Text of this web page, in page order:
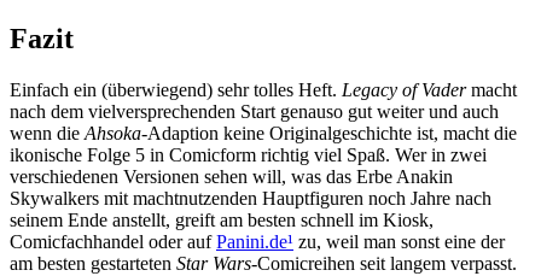
Fazit
Einfach ein (überwiegend) sehr tolles Heft. Legacy of Vadermacht
nach dem vielversprechenden Start genauso gut weiter und auch
wenn die Ahsoka-Adaption keine Originalgeschichte ist, macht die
ikonische Folge 5 in Comicform richtig viel Spaß. Wer in zwei
verschiedenen Versionen sehen will, was das Erbe Anakin
Skywalkers mit machtnutzenden Hauptfiguren noch Jahre nach
seinem Ende anstellt, greift am besten schnell im Kiosk,
Comicfachhandel oder aufPanini.de¹ zu, weil man sonst eine der
am besten gestarteten Star Wars-Comicreihen seit langem verpasst.